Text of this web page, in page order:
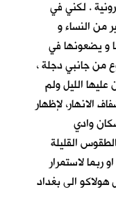
. لكني في
من النساء و
و يضعونها في
من جانبي دجلة ،
الليل ولم
الانهار، لإظهار
وادي
القليلة
ربما لاستمرار
الى بغداد